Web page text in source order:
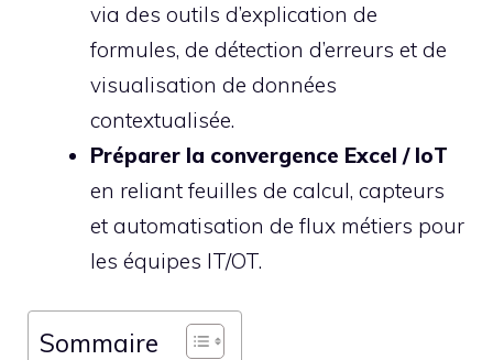
via des outils d’explication de
formules, de détection d’erreurs et de
visualisation de données
contextualisée.
Préparer la convergence Excel / IoT
en reliant feuilles de calcul, capteurs
et automatisation de flux métiers pour
les équipes IT/OT.
Sommaire